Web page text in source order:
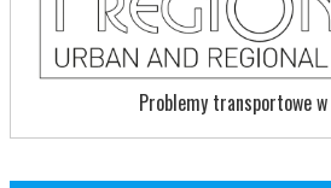
Problemy transportowe